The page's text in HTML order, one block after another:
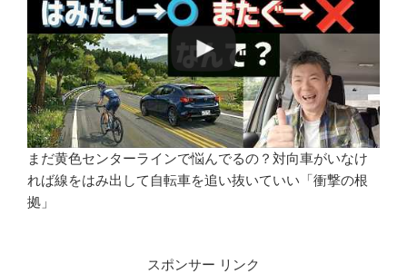
まだ黄色センターラインで悩んでるの？対向車がいなけ
れば線をはみ出して自転車を追い抜いていい「衝撃の根
拠」
スポンサー リンク